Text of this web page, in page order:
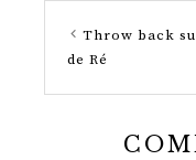
Throw back
de Ré